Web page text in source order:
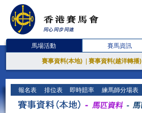
馬場活動 賽馬資訊
賽事資料(本地) 賽事資料(越洋轉播)
報名表 排位表 即時賠率 練馬師分場表